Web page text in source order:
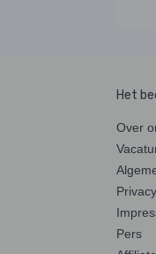
Het
Over
Privacy
Pers